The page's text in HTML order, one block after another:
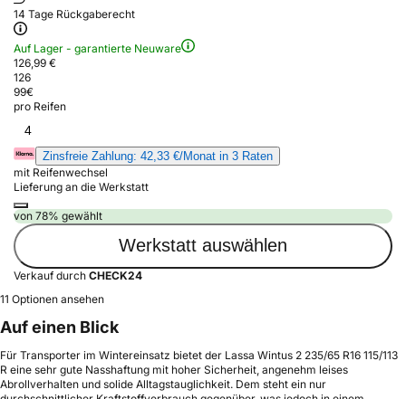
14 Tage Rückgaberecht
Auf Lager - garantierte Neuware
126,99 €
126
99€
pro Reifen
4
Zinsfreie Zahlung: 42,33 €/Monat in 3 Raten
mit Reifenwechsel
Lieferung an die Werkstatt
von 78% gewählt
Werkstatt auswählen
Verkauf durch CHECK24
11 Optionen ansehen
Auf einen Blick
Für Transporter im Wintereinsatz bietet der Lassa Wintus 2 235/65 R16 115/113
R eine sehr gute Nasshaftung mit hoher Sicherheit, angenehm leises
Abrollverhalten und solide Alltagstauglichkeit. Dem steht ein nur